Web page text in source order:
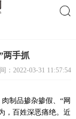
两手抓
：2022-03-31 11:57:54
制品掺杂掺假、“网
，百姓深恶痛绝。近